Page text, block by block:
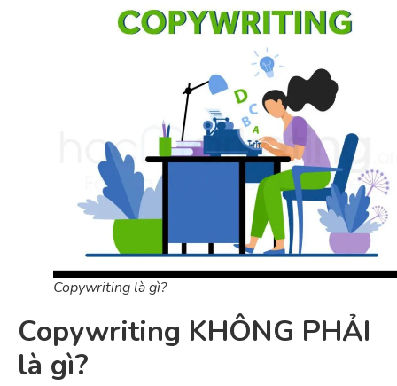
Copywriting là gì?
Copywriting KHÔNG PHẢI
là gì?